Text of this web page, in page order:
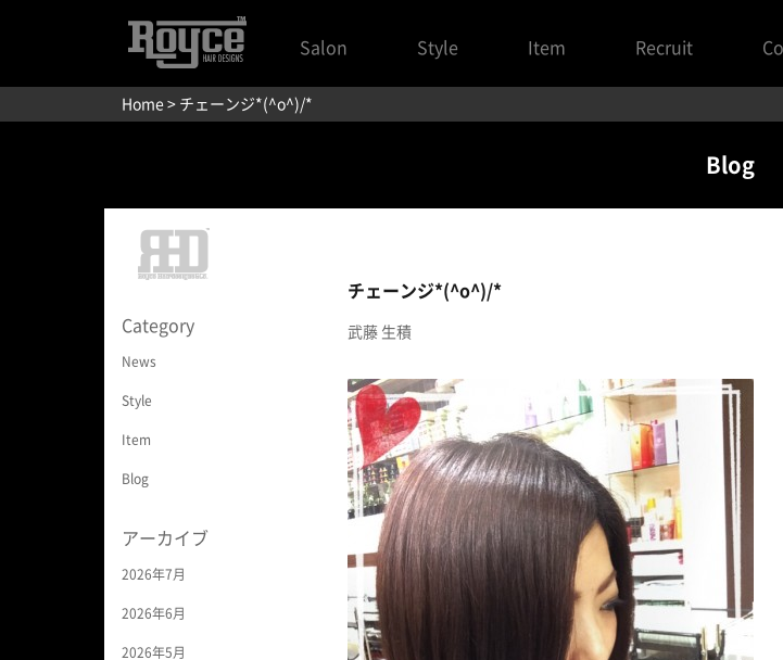
Salon Style Item Recruit
Home > チェーンジ*(^o^)/*
Blog
Category
News
Style
Item
Blog
アーカイブ
2026年7月
2026年6月
2026年5月
チェーンジ*(^o^)/*
武藤 生積